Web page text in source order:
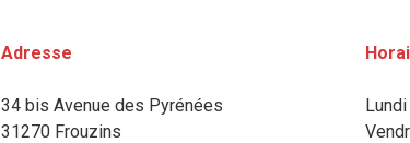
Adresse
34 bis Avenue des Pyrénées
31270 Frouzins
Lundi